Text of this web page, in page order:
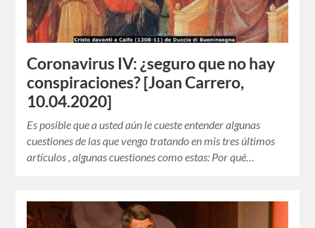
Coronavirus IV: ¿seguro que no hay
conspiraciones? [Joan Carrero,
10.04.2020]
Es posible que a usted aún le cueste entender algunas
cuestiones de las que vengo tratando en mis tres últimos
artículos , algunas cuestiones como estas: Por qué…